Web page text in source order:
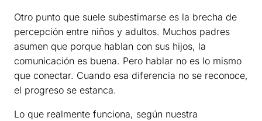
Otro punto que suele subestimarse es la brecha de
percepción entre niños y adultos. Muchos padres
asumen que porque hablan con sus hijos, la
comunicación es buena. Pero hablar no es lo mismo
que conectar. Cuando esa diferencia no se reconoce,
el progreso se estanca.
Lo que realmente funciona, según nuestra